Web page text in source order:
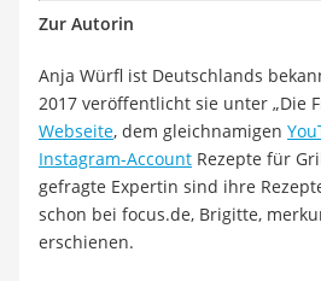
Zur Autorin
Anja Würfl ist Deutschlands
2017 veröffentlicht sie unter „Die
Webseite, dem gleichnamigen
Instagram-Account Rezepte für
gefragte Expertin sind ihre
schon bei focus.de, Brigitte,
erschienen.